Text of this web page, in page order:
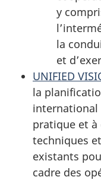
y
la
et
UNIFIED
la
international
pratique et à
techniques
existants
cadre des